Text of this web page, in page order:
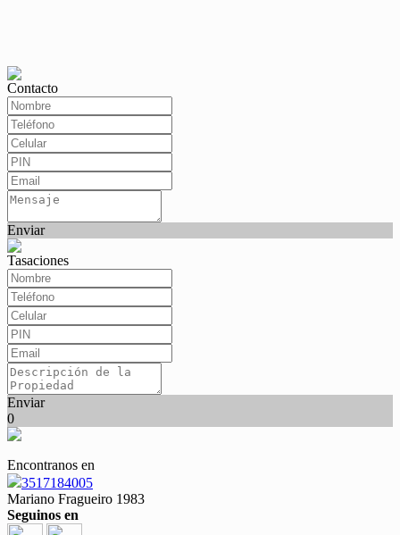
Contacto
Enviar
Tasaciones
Enviar
0
Encontranos en
3517184005
Mariano Fragueiro 1983
Seguinos en